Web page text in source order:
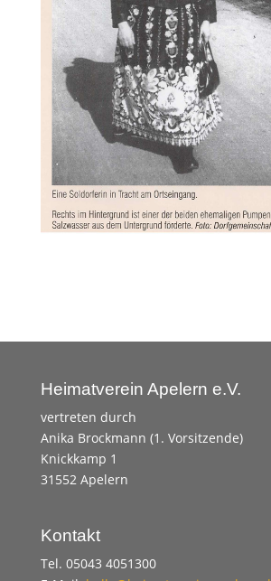
Heimatverein Apelern e.V.
vertreten durch
Anika Brockmann (1. Vorsitzende)
Knickkamp 1
31552 Apelern
Kontakt
Tel. 05043 4051300